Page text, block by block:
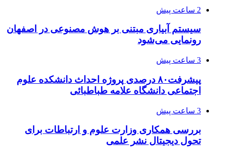
2 ساعت پیش
سیستم آبیاری مبتنی بر هوش مصنوعی در اصفهان
رونمایی می‌شود
3 ساعت پیش
پیشرفت۸۰ درصدی پروژه احداث دانشکده علوم
اجتماعی دانشگاه علامه طباطبائی
3 ساعت پیش
بررسی همکاری وزارت علوم و ارتباطات برای
تحول دیجیتال نشر علمی